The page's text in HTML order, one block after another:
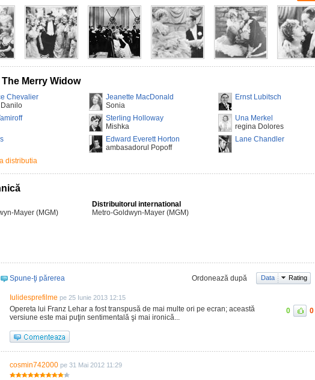
Merry Widow
Chevalier
Jeanette MacDonald
Sonia
Ernst Lubitsch
Sterling Holloway
Mishka
Una Merkel
regina Dolores
Edward Everett Horton
ambasadorul Popoff
Lane Chandler
distributia
Mayer (MGM)
Distribuitorul international
Metro-Goldwyn-Mayer (MGM)
Spune-ţi părerea Ordonează după Data Rating
Iulidesprefilme pe 25 Iunie 2013 12:15
Opereta lui Franz Lehar a fost transpusă de mai multe ori pe ecran; această
versiune este mai puţin sentimentală şi mai ironică...
0 0
cosmin742000 pe 31 Mai 2012 11:29